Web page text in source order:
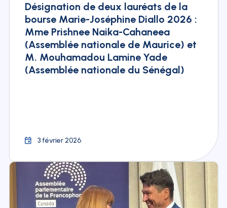
Désignation de deux lauréats de la
bourse Marie-Joséphine Diallo 2026 :
Mme Prishnee Naika-Cahaneea
(Assemblée nationale de Maurice) et
M. Mouhamadou Lamine Yade
(Assemblée nationale du Sénégal)
3 février 2026